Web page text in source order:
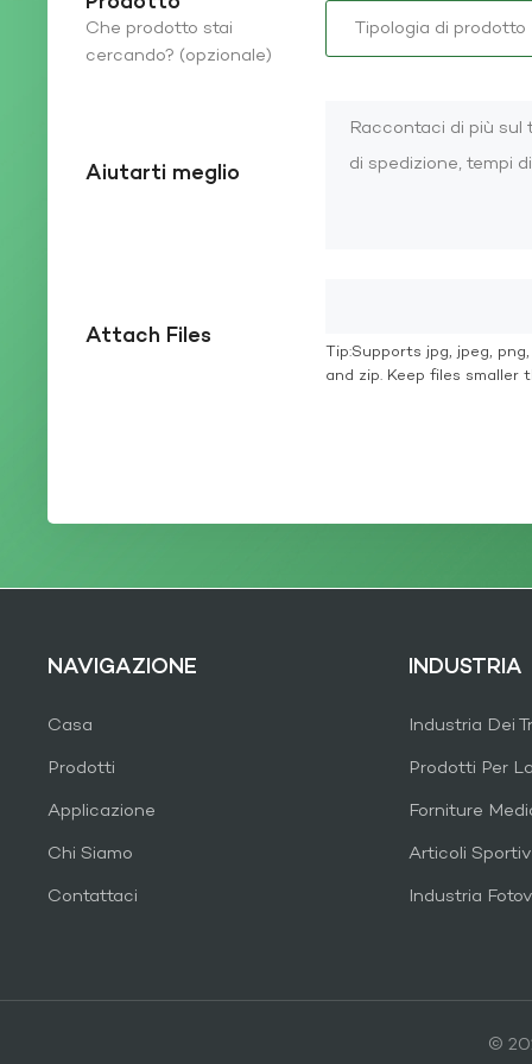
Che prodotto stai
cercando? (opzionale)
Aiutarti meglio
Attach Files
Tip:Supports jpg, jpeg,
and zip. Keep files smaller
NAVIGAZIONE
Casa
Prodotti
Applicazione
Chi Siamo
Contattaci
INDUSTRIA
Industria Dei
Prodotti Per
Forniture
Articoli
Industria
©